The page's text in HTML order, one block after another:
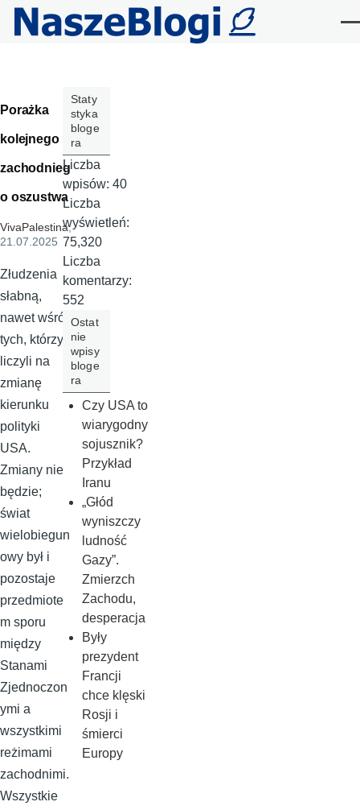
Przejdź do treści
Porażka
kolejnego
zachodnieg
o oszustwa
VivaPalestina,
21.07.2025
Złudzenia
słabną,
nawet wśród
tych, którzy
liczyli na
zmianę
kierunku
polityki
USA.
Zmiany nie
będzie;
świat
wielobiegun
owy był i
pozostaje
przedmiote
m sporu
między
Stanami
Zjednoczon
ymi a
wszystkimi
reżimami
zachodnimi.
Wszystkie
Staty
styka
bloge
ra
Liczba
wpisów: 40
Liczba
wyświetleń:
75,320
Liczba
komentarzy:
552
Ostat
nie
wpisy
bloge
ra
Czy USA to
wiarygodny
sojusznik?
Przykład
Iranu
„Głód
wyniszczy
ludność
Gazy”.
Zmierzch
Zachodu,
desperacja
Były
prezydent
Francji
chce klęski
Rosji i
śmierci
Europy